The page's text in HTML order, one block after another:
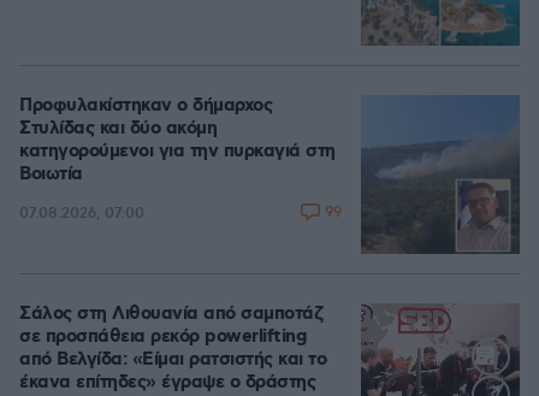
Προφυλακίστηκαν ο δήμαρχος
Στυλίδας και δύο ακόμη
κατηγορούμενοι για την πυρκαγιά στη
Βοιωτία
07.08.2026, 07:00 99
Σάλος στη Λιθουανία από σαμποτάζ
σε προσπάθεια ρεκόρ powerlifting
από Βελγίδα: «Είμαι ρατσιστής και το
έκανα επίτηδες» έγραψε ο δράστης